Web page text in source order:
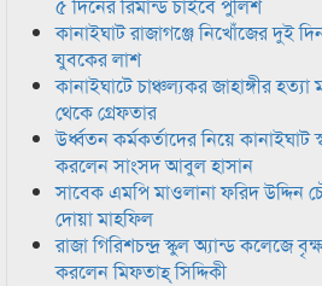
কানাইঘাট রাজাগঞ্জে নিখোঁজের দুই
যুবকের লাশ
কানাইঘাটে চাঞ্চল্যকর জাহাঙ্গীর
থেকে গ্রেফতার
উর্ধ্বতন কর্মকর্তাদের নিয়ে কানাইঘাট
করলেন সাংসদ আবুল হাসান
সাবেক এমপি মাওলানা ফরিদ উদ্দিন
দোয়া মাহফিল
রাজা গিরিশচন্দ্র স্কুল অ্যান্ড কলেজে
করলেন মিফতাহ্ সিদ্দিকী